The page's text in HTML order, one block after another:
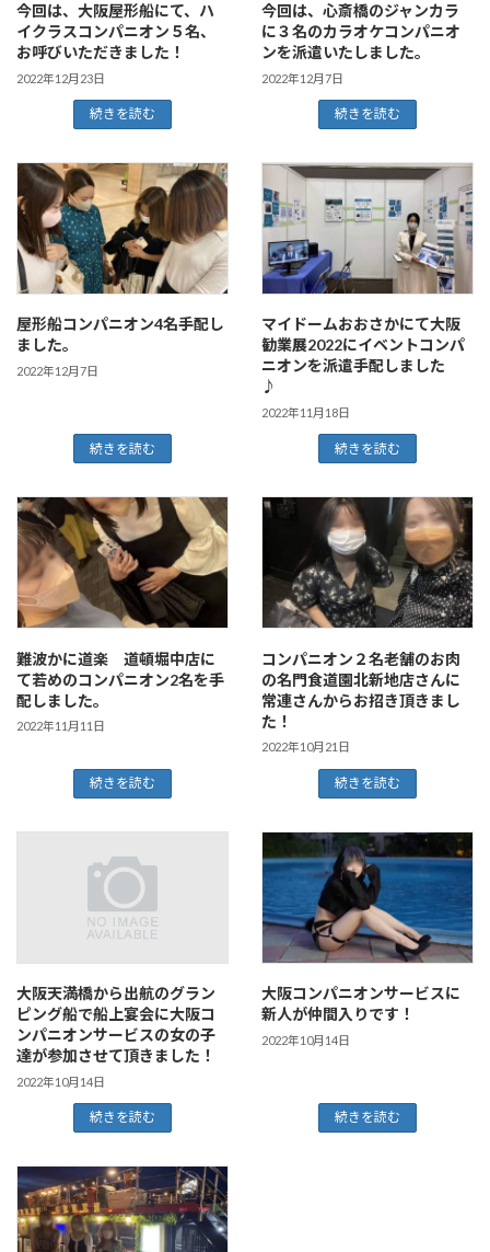
今回は、大阪屋形船にて、ハ
イクラスコンパニオン５名、
お呼びいただきました！
2022年12月23日
続きを読む
今回は、心斎橋のジャンカラ
に３名のカラオケコンパニオ
ンを派遣いたしました。
2022年12月7日
続きを読む
屋形船コンパニオン4名手配し
ました。
2022年12月7日
続きを読む
マイドームおおさかにて大阪
勧業展2022にイベントコンパ
ニオンを派遣手配しました
♪
2022年11月18日
続きを読む
難波かに道楽 道頓堀中店に
て若めのコンパニオン2名を手
配しました。
2022年11月11日
続きを読む
コンパニオン２名老舗のお肉
の名門食道園北新地店さんに
常連さんからお招き頂きまし
た！
2022年10月21日
続きを読む
大阪天満橋から出航のグラン
ピング船で船上宴会に大阪コ
ンパニオンサービスの女の子
達が参加させて頂きました！
2022年10月14日
続きを読む
大阪コンパニオンサービスに
新人が仲間入りです！
2022年10月14日
続きを読む